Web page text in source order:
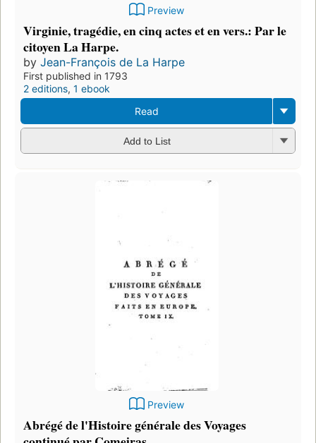
Preview
Virginie, tragédie, en cinq actes et en vers.: Par le
citoyen La Harpe.
by Jean-François de La Harpe
First published in 1793
2 editions, 1 ebook
Read
Add to List
Preview
Abrégé de l'Histoire générale des Voyages